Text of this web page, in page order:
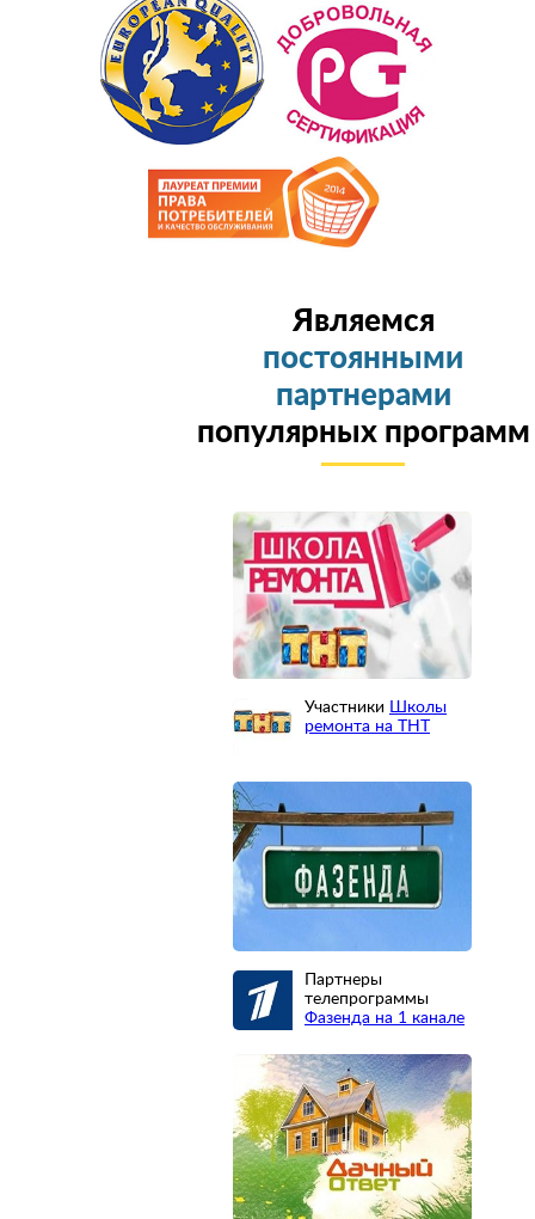
Являемся
постоянными
партнерами
популярных программ
Участники Школы
ремонта на ТНТ
Партнеры
телепрограммы
Фазенда на 1 канале